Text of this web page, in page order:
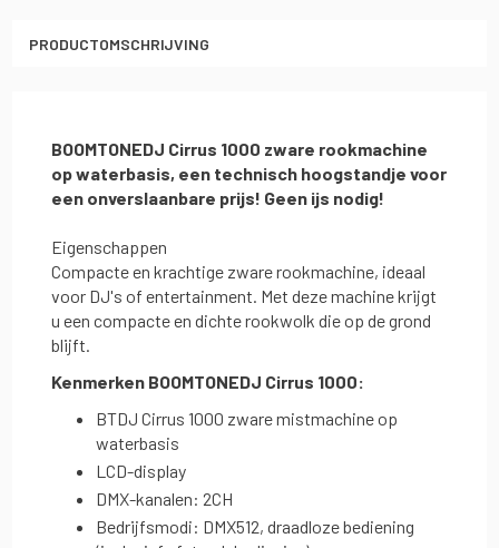
PRODUCTOMSCHRIJVING
BOOMTONEDJ Cirrus 1000 zware rookmachine
op waterbasis, een technisch hoogstandje voor
een onverslaanbare prijs! Geen ijs nodig!
Eigenschappen
Compacte en krachtige zware rookmachine, ideaal
voor DJ's of entertainment. Met deze machine krijgt
u een compacte en dichte rookwolk die op de grond
blijft.
Kenmerken BOOMTONEDJ Cirrus 1000:
BTDJ Cirrus 1000 zware mistmachine op
waterbasis
LCD-display
DMX-kanalen: 2CH
Bedrijfsmodi: DMX512, draadloze bediening